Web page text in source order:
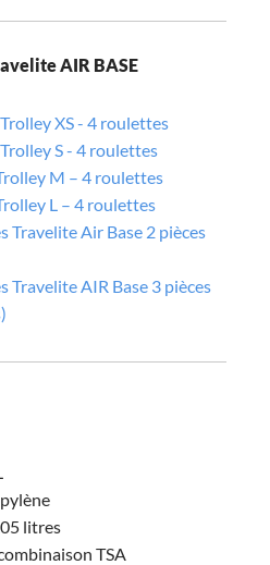
AIR BASE
XS - 4 roulettes
S - 4 roulettes
M – 4 roulettes
L – 4 roulettes
Travelite Air Base 2 pièces
Travelite AIR Base 3 pièces
litres
TSA